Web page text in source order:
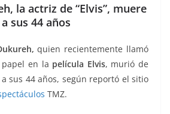
at
s
A
p
p
ss
e
n
g
er
e
gr
a
m
m
ar
tir
la actriz de “Elvis”, muere
a sus 44 años
quien recientemente llamó
en la película Elvis, murió de
sus 44 años, según reportó el sitio
TMZ.